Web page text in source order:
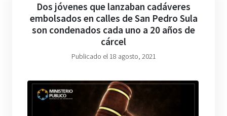
Dos jóvenes que lanzaban cadáveres
embolsados en calles de San Pedro Sula
son condenados cada uno a 20 años de
cárcel
Publicado el 18 agosto, 2021